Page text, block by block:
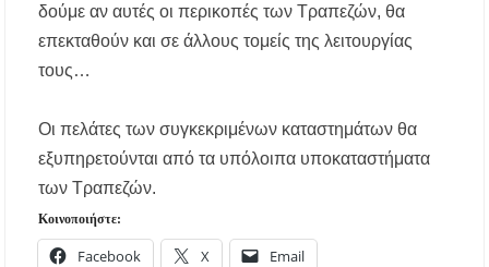
Εγκρίθηκε η λειτουργία τμήματος της Σ.Α.Ε.Κ.
Μουδανιών στον Πολύγυρο– Δικαίωση της
διεκδίκησης του Δήμου Πολυγύρου
Η ΕΥΑΘ επεκτείνεται στη Χαλκιδική – Τι
αλλάζει με τον νέο νόμο για ύδρευση και
αποχέτευση
παραλία Σίβηρης
δούμε αν αυτές οι περικοπές των Τραπεζών, θα
επεκταθούν και σε άλλους τομείς της λειτουργίας
τους…
Οι πελάτες των συγκεκριμένων καταστημάτων θα
εξυπηρετούνται από τα υπόλοιπα υποκαταστήματα
των Τραπεζών.
Κοινοποιήστε:
Facebook X Email